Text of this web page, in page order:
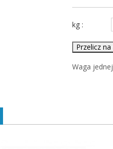
kg :
Przelicz na
Waga